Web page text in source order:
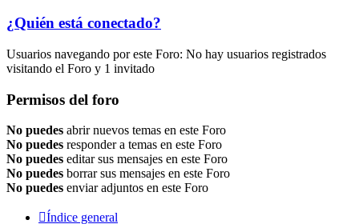
¿Quién está conectado?
Usuarios navegando por este Foro: No hay usuarios registrados
visitando el Foro y 1 invitado
Permisos del foro
No puedes abrir nuevos temas en este Foro
No puedes responder a temas en este Foro
No puedes editar sus mensajes en este Foro
No puedes borrar sus mensajes en este Foro
No puedes enviar adjuntos en este Foro
Índice general